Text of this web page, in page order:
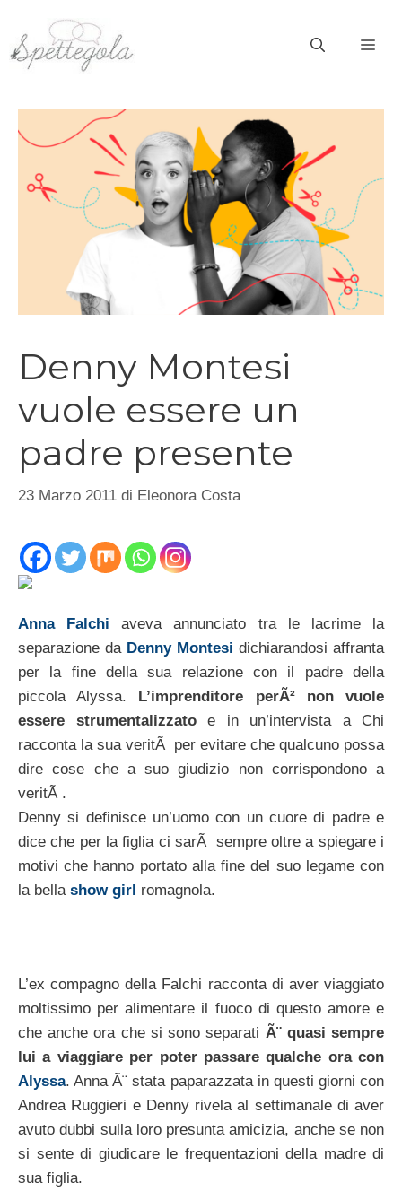
contenuto
Denny Montesi
vuole essere un
padre presente
23 Marzo 2011 di Eleonora Costa
Anna Falchi aveva annunciato tra le lacrime la
separazione da Denny Montesi dichiarandosi affranta
per la fine della sua relazione con il padre della
piccola Alyssa.
L’imprenditore perÃ² non vuole
essere strumentalizzatoe in un’intervista a Chi
racconta la sua veritÃ per evitare che qualcuno possa
dire cose che a suo giudizio non corrispondono a
veritÃ .
Denny si definisce un’uomo con un cuore di padre e
dice che per la figlia ci sarÃ sempre oltre a spiegare i
motivi che hanno portato alla fine del suo legame con
la bella show girl romagnola.
L’ex compagno della Falchi racconta di aver viaggiato
moltissimo per alimentare il fuoco di questo amore e
che anche ora che si sono separati Ã¨ quasi sempre
lui a viaggiare per poter passare qualche ora con
Alyssa. Anna Ã¨ stata paparazzata in questi giorni con
Andrea Ruggieri e Denny rivela al settimanale di aver
avuto dubbi sulla loro presunta amicizia, anche se non
si sente di giudicare le frequentazioni della madre di
sua figlia.